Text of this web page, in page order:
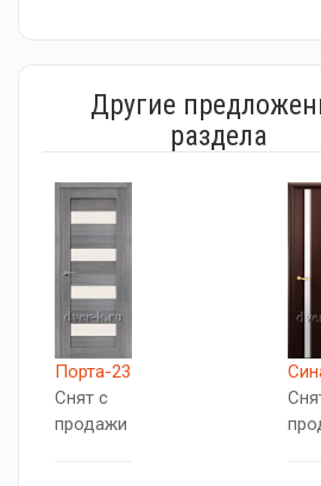
Другие
раздела
Порта-23
Снят с
продажи